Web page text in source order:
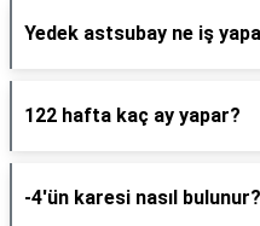
Yedek astsubay ne iş
122 hafta kaç ay yapar?
-4'ün karesi nasıl bulunur?